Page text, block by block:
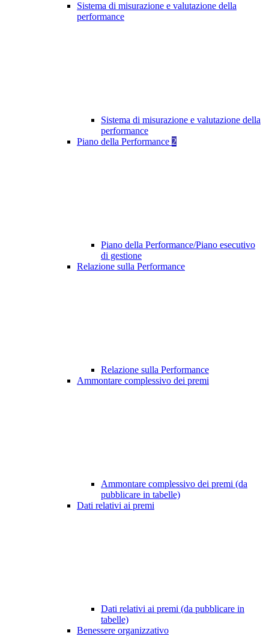
Sistema di misurazione e valutazione della
performance
Sistema di misurazione e valutazione della
performance
Piano della Performance 2
Piano della Performance/Piano esecutivo
di gestione
Relazione sulla Performance
Relazione sulla Performance
Ammontare complessivo dei premi
Ammontare complessivo dei premi (da
pubblicare in tabelle)
Dati relativi ai premi
Dati relativi ai premi (da pubblicare in
tabelle)
Benessere organizzativo